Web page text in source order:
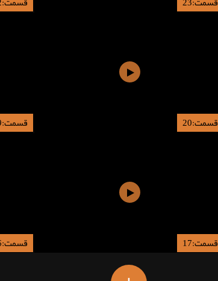
قسمت:20 قسمت:19
قسمت:17 قسمت:16